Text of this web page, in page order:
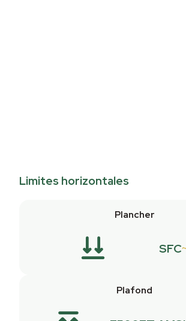
Limites horizontales
Plancher
SFC
Plafond